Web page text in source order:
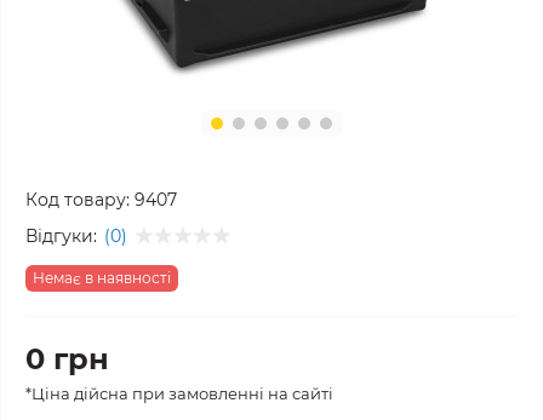
Код товару: 9407
Відгуки: (0)
Немає в наявності
0 грн
*Ціна дійсна при замовленні на сайті